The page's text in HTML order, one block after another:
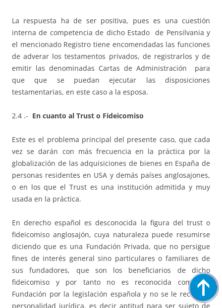
La respuesta ha de ser positiva, pues es una cuestión
interna de competencia de dicho Estado de Pensilvania y
el mencionado Registro tiene encomendadas las funciones
de adverar los testamentos privados, de registrarlos y de
emitir las denominadas Cartas de Administración para
que que se puedan ejecutar las disposiciones
testamentarias, en este caso a la esposa.
2.4 .- En cuanto al Trust o Fideicomiso
Este es el problema principal del presente caso, que cada
vez se darán con más frecuencia en la práctica por la
globalización de las adquisiciones de bienes en España de
personas residentes en USA y demás países anglosajones,
o en los que el Trust es una institución admitida y muy
usada en la práctica.
En derecho español es desconocida la figura del trust o
fideicomiso anglosajón, cuya naturaleza puede resumirse
diciendo que es una Fundación Privada, que no persigue
fines de interés general sino particulares o familiares de
sus fundadores, que son los beneficiarios de dicho
fideicomiso y por tanto no es reconocida como tal
Fundación por la legislación española y no se le reconoce
personalidad jurídica, es decir aptitud para ser sujeto de